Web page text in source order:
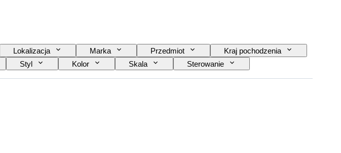
Lokalizacja Marka Przedmiot
Kraj pochodzenia
Styl Kolor Skala
Sterowanie